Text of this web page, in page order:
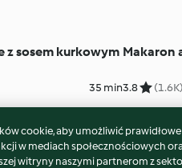
z sosem kurkowym
35 min
Makaron
3.8 (1.6K)
cookie, aby umożliwić
w mediach społecznościowych
witryny naszymi partnerom z